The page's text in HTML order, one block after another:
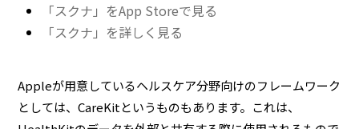
「スクナ」をApp Storeで見る
「スクナ」を詳しく見る
Appleが用意しているヘルスケア分野向けのフレームワーク
としては、CareKitというものもあります。これは、